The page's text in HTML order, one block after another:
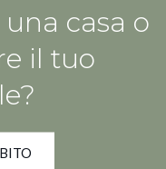
casa o
il tuo